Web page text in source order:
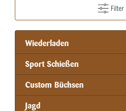
Filter
Wiederladen
Sport Schießen
Custom Büchsen
Jagd